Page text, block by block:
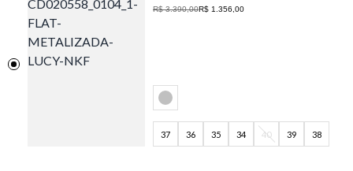
R$ 3.390,00R$ 1.356,00
37 36 35 34 40 39 38